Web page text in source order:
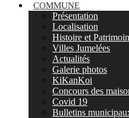
COMMUNE
Présentation
Localisation
Histoire et
Villes Jumelées
Actualités
Galerie photos
KiKanKoi
Concours des
Covid 19
Bulletins